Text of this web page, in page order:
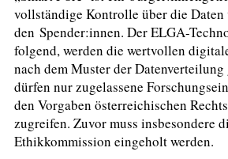
vollständige Kontrolle über die
den Spender:innen. Der ELGA-
folgend, werden die wertvollen
nach dem Muster der Datenverteilung
dürfen nur zugelassene
den Vorgaben österreichischen
zugreifen. Zuvor muss insbesondere
Ethikkommission eingeholt werden.